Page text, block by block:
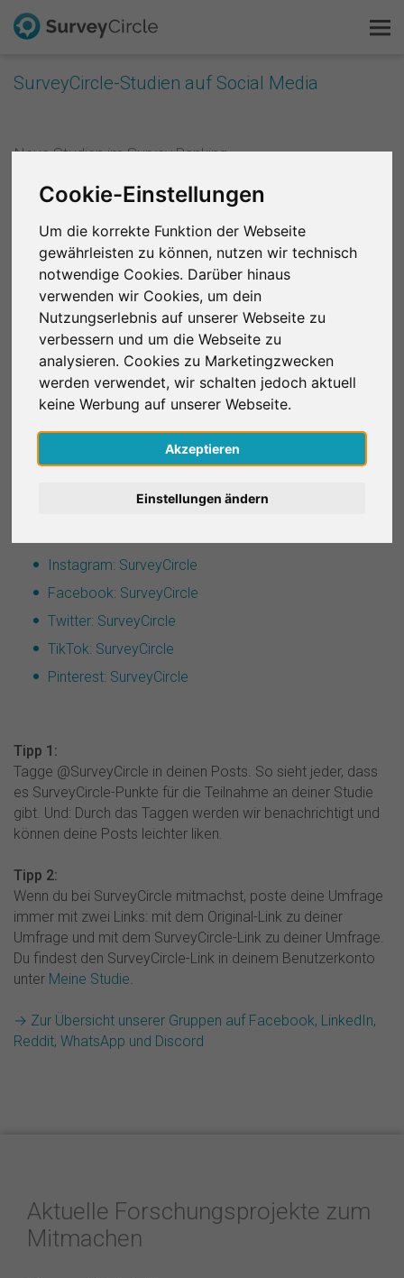
Cookie-Einstellungen
Um die korrekte Funktion der Webseite
gewährleisten zu können, nutzen wir technisch
notwendige Cookies. Darüber hinaus
verwenden wir Cookies, um dein
Nutzungserlebnis auf unserer Webseite zu
verbessern und um die Webseite zu
analysieren. Cookies zu Marketingzwecken
werden verwendet, wir schalten jedoch aktuell
keine Werbung auf unserer Webseite.
Akzeptieren
Einstellungen ändern
SurveyCircle-Studien auf Social Media
Neue Studien im Survey Ranking
Facebook: Daily Research
Reddit: r/SurveyCircle
Top-Studien im Survey Ranking (ab 150 Punkten)
LinkedIn: Top-Studien
Facebook: Top-Studien
Twitter: Top-Studien
Reddit: r/SurveyCircle
Pinterest: SurveyCircle
Instagram: SurveyCircle
Facebook: SurveyCircle
Twitter: SurveyCircle
TikTok: SurveyCircle
Pinterest: SurveyCircle
Tipp 1:
Tagge @SurveyCircle in deinen Posts. So sieht jeder, dass
es SurveyCircle-Punkte für die Teilnahme an deiner Studie
gibt. Und: Durch das Taggen werden wir benachrichtigt und
können deine Posts leichter liken.
Tipp 2:
Wenn du bei SurveyCircle mitmachst, poste deine Umfrage
immer mit zwei Links: mit dem Original-Link zu deiner
Umfrage und mit dem SurveyCircle-Link zu deiner Umfrage.
Du findest den SurveyCircle-Link in deinem Benutzerkonto
unter Meine Studie.
→ Zur Übersicht unserer Gruppen auf Facebook, LinkedIn,
Reddit, WhatsApp und Discord
Aktuelle Forschungsprojekte zum
Mitmachen
Forschung entdecken
FAQ
Kostenlos registrieren
Anmelden
English
Nederlands
Italiano